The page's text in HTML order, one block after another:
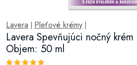
Lavera Pleťové krémy
Lavera Spevňujúci nočný
Objem: 50 ml